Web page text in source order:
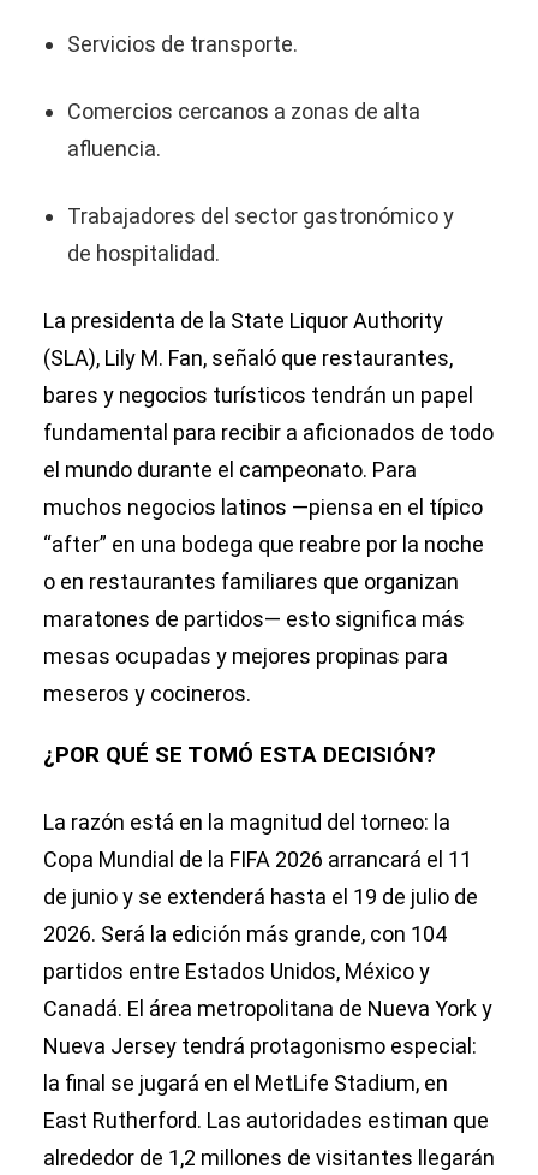
Servicios de transporte.
Comercios cercanos a zonas de alta
afluencia.
Trabajadores del sector gastronómico y
de hospitalidad.
La presidenta de la State Liquor Authority
(SLA), Lily M. Fan, señaló que restaurantes,
bares y negocios turísticos tendrán un papel
fundamental para recibir a aficionados de todo
el mundo durante el campeonato. Para
muchos negocios latinos —piensa en el típico
“after” en una bodega que reabre por la noche
o en restaurantes familiares que organizan
maratones de partidos— esto significa más
mesas ocupadas y mejores propinas para
meseros y cocineros.
¿POR QUÉ SE TOMÓ ESTA DECISIÓN?
La razón está en la magnitud del torneo: la
Copa Mundial de la FIFA 2026 arrancará el 11
de junio y se extenderá hasta el 19 de julio de
2026. Será la edición más grande, con 104
partidos entre Estados Unidos, México y
Canadá. El área metropolitana de Nueva York y
Nueva Jersey tendrá protagonismo especial:
la final se jugará en el MetLife Stadium, en
East Rutherford. Las autoridades estiman que
alrededor de 1,2 millones de visitantes llegarán